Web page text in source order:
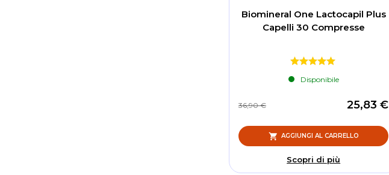
Biomineral One Lactocapil Plus
Capelli 30 Compresse
Disponibile
25,83 €
36,90 €
AGGIUNGI AL CARRELLO
Scopri di più